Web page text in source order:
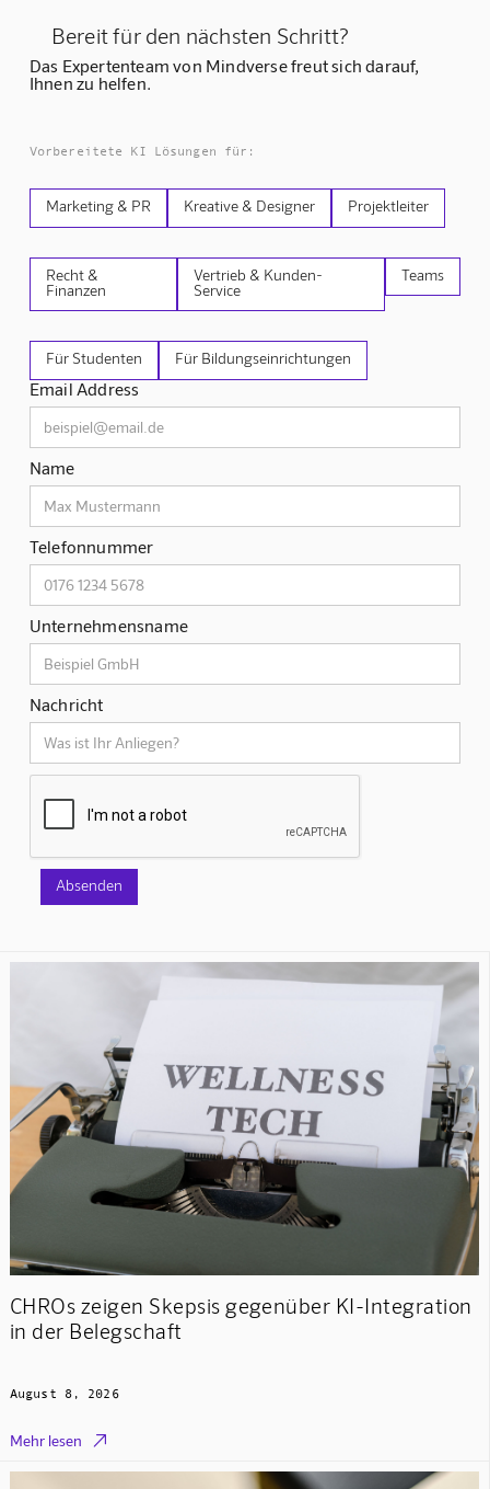
Bereit für den nächsten Schritt?
Das Expertenteam von Mindverse freut sich darauf,
Ihnen zu helfen.
Vorbereitete KI Lösungen für:
Marketing & PR Kreative & Designer Projektleiter
Recht &
Finanzen
Vertrieb & Kunden-
Service
Teams
Für Studenten Für Bildungseinrichtungen
Email Address
Name
Telefonnummer
Unternehmensname
Nachricht
CHROs zeigen Skepsis gegenüber KI-Integration
in der Belegschaft
August 8, 2026
Mehr lesen 